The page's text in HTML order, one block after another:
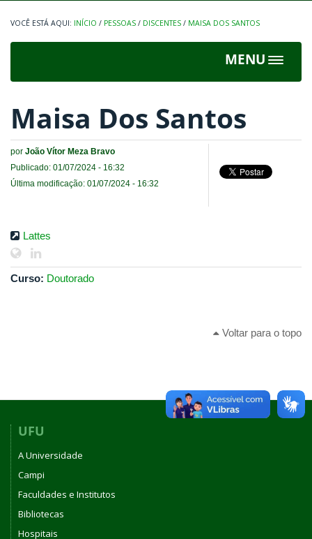
INÍCIO / PESSOAS / DISCENTES / MAISA DOS SANTOS
MENU
Toggle
Maisa Dos Santos
por João Vítor Meza Bravo
Publicado: 01/07/2024 - 16:32
Última modificação: 01/07/2024 - 16:32
Lattes
Curso: Doutorado
Voltar para o topo
UFU
A Universidade
Campi
Faculdades e Institutos
Bibliotecas
Hospitais